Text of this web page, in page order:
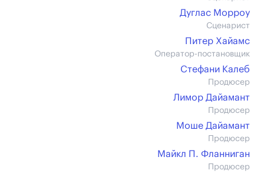
Дуглас Морроу
Сценарист
Питер Хайамс
Оператор-постановщик
Стефани Калеб
Продюсер
Лимор Дайамант
Продюсер
Моше Дайамант
Продюсер
Майкл П. Фланниган
Продюсер